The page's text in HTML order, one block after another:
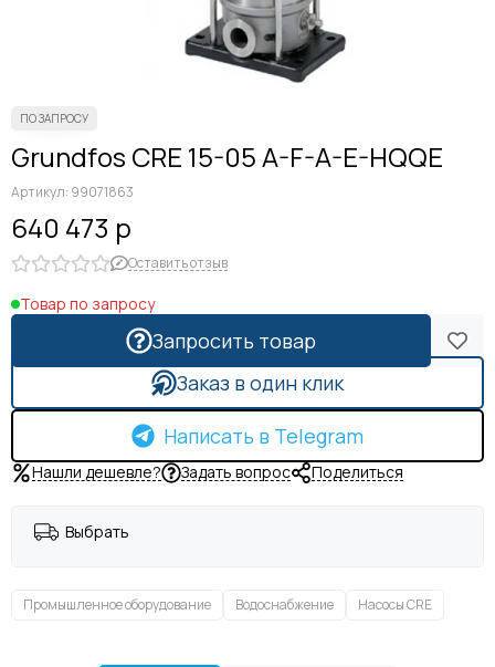
Grundfos CRE 15-05 A-F-A-E-HQQE
Артикул: 99071863
640 473 р
Оставить отзыв
Товар по запросу
Запросить товар
Заказ в один клик
Написать в Telegram
Нашли дешевле? Задать вопрос Поделиться
Выбрать
Промышленное оборудование Водоснабжение Насосы CRE